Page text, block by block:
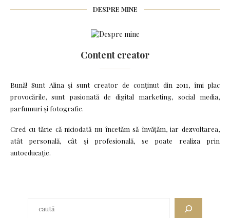
DESPRE MINE
Content creator
Bună! Sunt Alina și sunt creator de conținut din 2011, îmi plac
provocările, sunt pasionată de digital marketing, social media,
parfumuri și fotografie.
Cred cu tărie că niciodată nu încetăm să învățăm, iar dezvoltarea,
atât personală, cât și profesională, se poate realiza prin
autoeducație.